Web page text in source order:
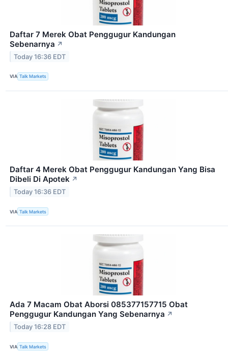
Daftar 7 Merek Obat Penggugur Kandungan
Sebenarnya ↗
Today 16:36 EDT
VIA Talk Markets
Daftar 4 Merek Obat Penggugur Kandungan Yang Bisa
Dibeli Di Apotek ↗
Today 16:36 EDT
VIA Talk Markets
Ada 7 Macam Obat Aborsi 085377157715 Obat
Penggugur Kandungan Yang Sebenarnya ↗
Today 16:28 EDT
VIA Talk Markets